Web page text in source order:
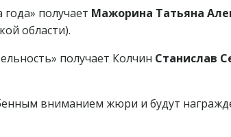
получает Мажорина Татьяна
области).
получает Колчин Станислав
вниманием жюри и будут